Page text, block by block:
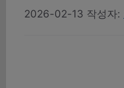
2026-02-13 작성자: